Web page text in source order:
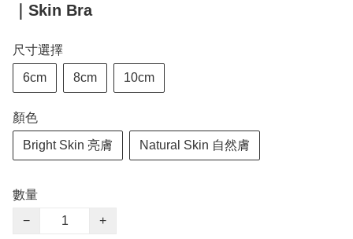
｜Skin Bra
尺寸選擇
6cm 8cm 10cm
顏色
Bright Skin 亮膚 Natural Skin 自然膚
數量
−
+